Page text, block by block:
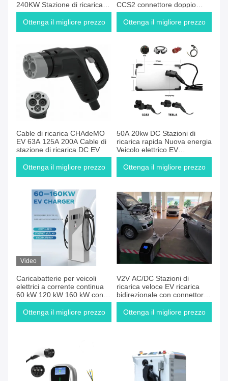
240KW Stazione di ricarica
veloce per auto elettrica di
livello 3
Ottenga il migliore prezzo
CCS2 connettore doppio
singolo cannone stazione di
ricarica veloce DC EV con
Ottenga il migliore prezzo
Cable di ricarica CHAdeMO
EV 63A 125A 200A Cable di
stazione di ricarica DC EV
Ottenga il migliore prezzo
50A 20kw DC Stazioni di
ricarica rapida Nuova energia
Veicolo elettrico EV
caricabatterie
Ottenga il migliore prezzo
Video
Caricabatterie per veicoli
elettrici a corrente continua
60 kW 120 kW 160 kW con
OCPP 1.6J Ccs1 Ccs2
Chademo Gbt Ev DC Fast
Ottenga il migliore prezzo
V2V AC/DC Stazioni di
ricarica veloce EV ricarica
bidirezionale con connettore
EV Gbt CCS1 Chademo
CCS2 Tipo 2
Ottenga il migliore prezzo